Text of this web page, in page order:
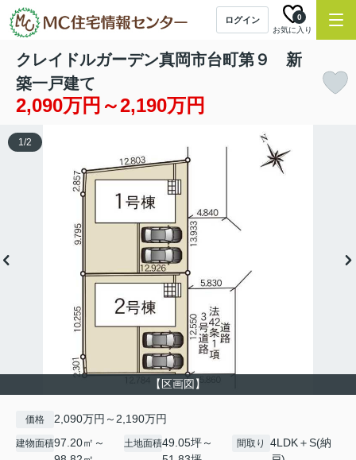
ログイン
お気に入り
0
クレイドルガーデン真岡市台町第９ 新
築一戸建て
2,090万円～2,190万円
【区画図】
1/2
価格 2,090万円～2,190万円
建物面積97.20㎡～
土地面積49.05坪～
間取り
4LDK＋S(納